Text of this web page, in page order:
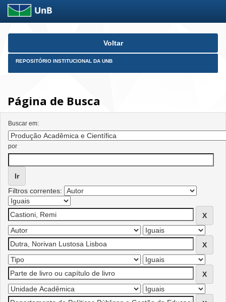
Skip
Voltar
REPOSITÓRIO INSTITUCIONAL DA UNB
Página de Busca
Buscar em:
por
Filtros correntes: